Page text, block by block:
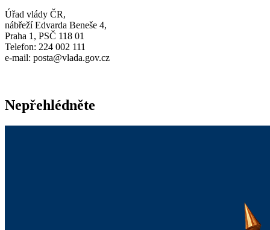
Úřad vlády ČR,
nábřeží Edvarda Beneše 4,
Praha 1, PSČ 118 01
Telefon: 224 002 111
e-mail: posta@vlada.gov.cz
Nepřehlédněte